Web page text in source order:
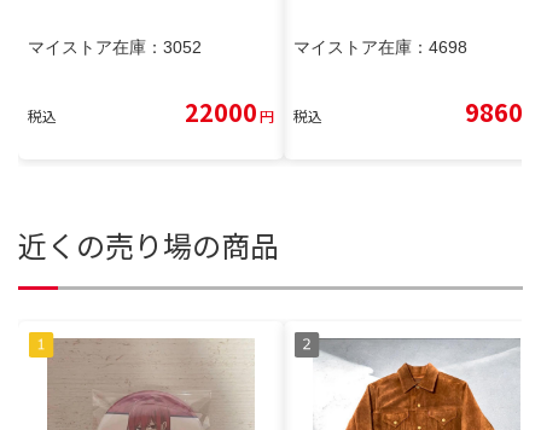
マイストア在庫： 3052
税込 22000円
マイストア在庫： 4698
税込 9860
近くの売り場の商品